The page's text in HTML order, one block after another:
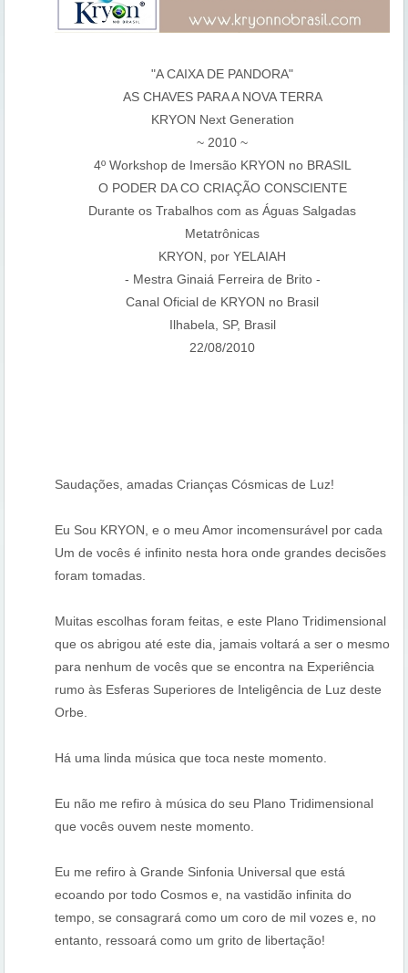
"A CAIXA DE PANDORA"
AS CHAVES PARA A NOVA TERRA
KRYON Next Generation
~ 2010 ~
4º Workshop de Imersão KRYON no BRASIL
O PODER DA CO CRIAÇÃO CONSCIENTE
Durante os Trabalhos com as Águas Salgadas
Metatrônicas
KRYON, por YELAIAH
- Mestra Ginaiá Ferreira de Brito -
Canal Oficial de KRYON no Brasil
Ilhabela, SP, Brasil
22/08/2010
Saudações, amadas Crianças Cósmicas de Luz!
Eu Sou KRYON, e o meu Amor incomensurável por cada
Um de vocês é infinito nesta hora onde grandes decisões
foram tomadas.
Muitas escolhas foram feitas, e este Plano Tridimensional
que os abrigou até este dia, jamais voltará a ser o mesmo
para nenhum de vocês que se encontra na Experiência
rumo às Esferas Superiores de Inteligência de Luz deste
Orbe.
Há uma linda música que toca neste momento.
Eu não me refiro à música do seu Plano Tridimensional
que vocês ouvem neste momento.
Eu me refiro à Grande Sinfonia Universal que está
ecoando por todo Cosmos e, na vastidão infinita do
tempo, se consagrará como um coro de mil vozes e, no
entanto, ressoará como um grito de libertação!